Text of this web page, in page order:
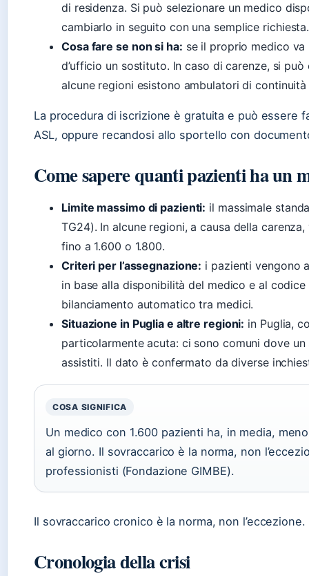
di residenza. Si può selezionare un medico
cambiarlo in seguito con una semplice richiesta.
Cosa fare se non si ha: se il proprio medico va
d’ufficio un sostituto. In caso di carenze, si
alcune regioni esistono ambulatori di continuità
La procedura di iscrizione è gratuita e può essere
ASL, oppure recandosi allo sportello con
Come sapere quanti pazienti ha un
Limite massimo di pazienti: il massimale
TG24). In alcune regioni, a causa della
fino a 1.600 o 1.800.
Criteri per l’assegnazione: i pazienti vengono
in base alla disponibilità del medico e al
bilanciamento automatico tra medici.
Situazione in Puglia e altre regioni: in Puglia,
particolarmente acuta: ci sono comuni dove
assistiti. Il dato è confermato da diverse
COSA SIGNIFICA
Un medico con 1.600 pazienti ha, in media,
al giorno. Il sovraccarico è la norma, non
professionisti (Fondazione GIMBE).
Il sovraccarico cronico è la norma, non l’eccezione.
Cronologia della crisi